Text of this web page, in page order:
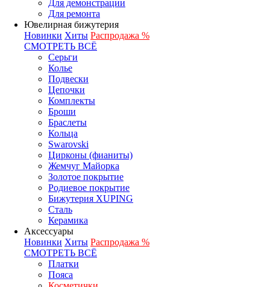
Для демонстрации
Для ремонта
Ювелирная бижутерия
Новинки Хиты Распродажа %
СМОТРЕТЬ ВСЁ
Серьги
Колье
Подвески
Цепочки
Комплекты
Броши
Браслеты
Кольца
Swarovski
Цирконы (фианиты)
Жемчуг Майорка
Золотое покрытие
Родиевое покрытие
Бижутерия XUPING
Сталь
Керамика
Аксессуары
Новинки Хиты Распродажа %
СМОТРЕТЬ ВСЁ
Платки
Пояса